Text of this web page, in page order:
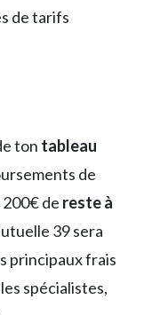
de tarifs
ton tableau
de
200€ de reste à
39 sera
principaux frais
spécialistes,